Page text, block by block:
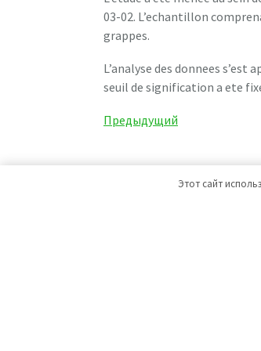
03-02. L’echantillon
grappes.
L’analyse des donnees
seuil de signification a ete
Навигация
записям
Предыдущая
Предыдущий
Этот сайт